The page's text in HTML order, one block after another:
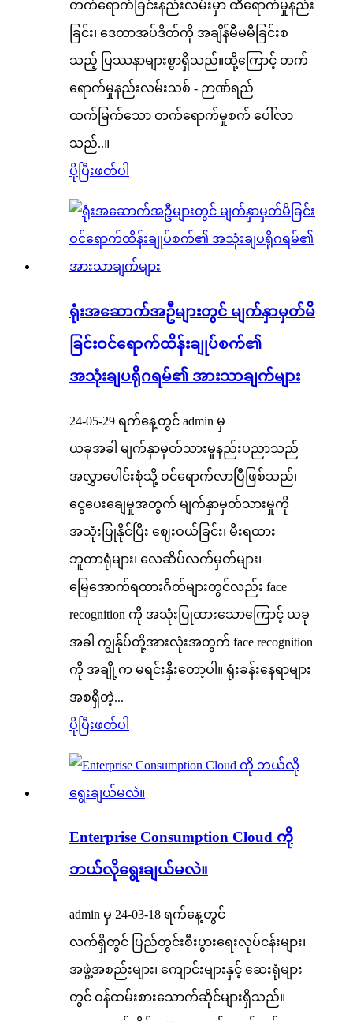
တက်ရောက်ခြင်းနည်းလမ်းမှာ ထိရောက်မှုနည်း
ခြင်း၊ ဒေတာအပ်ဒိတ်ကို အချိန်မီမမီခြင်းစ
သည့် ပြဿနာများစွာရှိသည်။ထို့ကြောင့် တက်
ရောက်မှုနည်းလမ်းသစ် - ဉာဏ်ရည်
ထက်မြက်သော တက်ရောက်မှုစက် ပေါ်လာ
သည်..။
ပိုပြီးဖတ်ပါ
ရုံးအဆောက်အဦများတွင် မျက်နှာမှတ်မိ
ခြင်းဝင်ရောက်ထိန်းချုပ်စက်၏
အသုံးချပရိုဂရမ်၏ အားသာချက်များ
24-05-29 ရက်နေ့တွင် admin မှ
ယခုအခါ မျက်နှာမှတ်သားမှုနည်းပညာသည်
အလွှာပေါင်းစုံသို့ ဝင်ရောက်လာပြီဖြစ်သည်၊
ငွေပေးချေမှုအတွက် မျက်နှာမှတ်သားမှုကို
အသုံးပြုနိုင်ပြီး ဈေးဝယ်ခြင်း၊ မီးရထား
ဘူတာရုံများ၊ လေဆိပ်လက်မှတ်များ၊
မြေအောက်ရထားဂိတ်များတွင်လည်း face
recognition ကို အသုံးပြုထားသောကြောင့် ယခု
အခါ ကျွန်ုပ်တို့အားလုံးအတွက် face recognition
ကို အချို့က မရင်းနှီးတော့ပါ။ ရုံးခန်းနေရာများ
အစရှိတဲ့...
ပိုပြီးဖတ်ပါ
Enterprise Consumption Cloud ကို
ဘယ်လိုရွေးချယ်မလဲ။
admin မှ 24-03-18 ရက်နေ့တွင်
လက်ရှိတွင် ပြည်တွင်းစီးပွားရေးလုပ်ငန်းများ၊
အဖွဲ့အစည်းများ၊ ကျောင်းများနှင့် ဆေးရုံများ
တွင် ဝန်ထမ်းစားသောက်ဆိုင်များရှိသည်။